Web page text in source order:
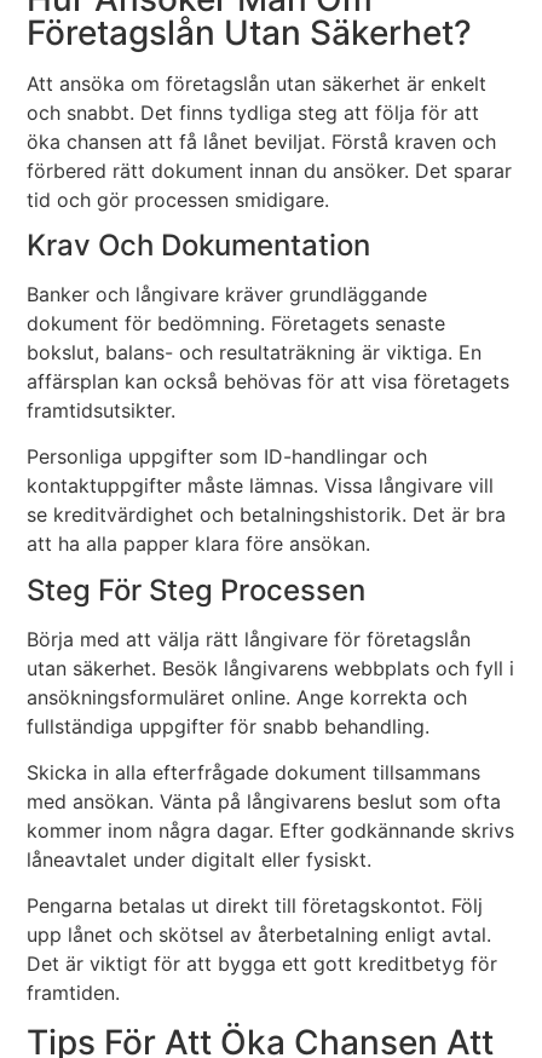
Företagslån Utan Säkerhet?
Att ansöka om företagslån utan säkerhet är enkelt
och snabbt. Det finns tydliga steg att följa för att
öka chansen att få lånet beviljat. Förstå kraven och
förbered rätt dokument innan du ansöker. Det sparar
tid och gör processen smidigare.
Krav Och Dokumentation
Banker och långivare kräver grundläggande
dokument för bedömning. Företagets senaste
bokslut, balans- och resultaträkning är viktiga. En
affärsplan kan också behövas för att visa företagets
framtidsutsikter.
Personliga uppgifter som ID-handlingar och
kontaktuppgifter måste lämnas. Vissa långivare vill
se kreditvärdighet och betalningshistorik. Det är bra
att ha alla papper klara före ansökan.
Steg För Steg Processen
Börja med att välja rätt långivare för företagslån
utan säkerhet. Besök långivarens webbplats och fyll i
ansökningsformuläret online. Ange korrekta och
fullständiga uppgifter för snabb behandling.
Skicka in alla efterfrågade dokument tillsammans
med ansökan. Vänta på långivarens beslut som ofta
kommer inom några dagar. Efter godkännande skrivs
låneavtalet under digitalt eller fysiskt.
Pengarna betalas ut direkt till företagskontot. Följ
upp lånet och skötsel av återbetalning enligt avtal.
Det är viktigt för att bygga ett gott kreditbetyg för
framtiden.
Tips För Att Öka Chansen Att